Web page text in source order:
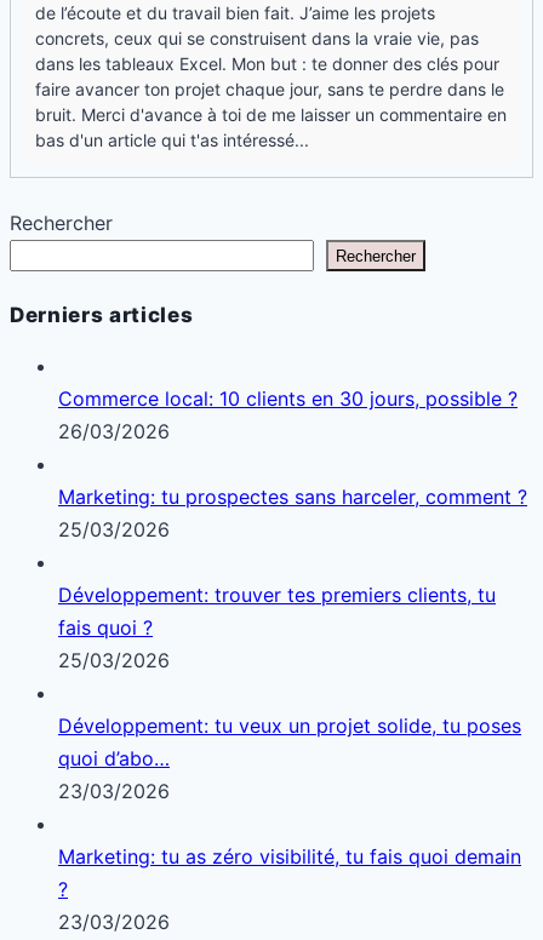
de l’écoute et du travail bien fait. J’aime les projets
concrets, ceux qui se construisent dans la vraie vie, pas
dans les tableaux Excel. Mon but : te donner des clés pour
faire avancer ton projet chaque jour, sans te perdre dans le
bruit. Merci d'avance à toi de me laisser un commentaire en
bas d'un article qui t'as intéressé...
Rechercher
Rechercher
Derniers articles
Commerce local: 10 clients en 30 jours, possible ?
26/03/2026
Marketing: tu prospectes sans harceler, comment ?
25/03/2026
Développement: trouver tes premiers clients, tu
fais quoi ?
25/03/2026
Développement: tu veux un projet solide, tu poses
quoi d’abo…
23/03/2026
Marketing: tu as zéro visibilité, tu fais quoi demain
?
23/03/2026